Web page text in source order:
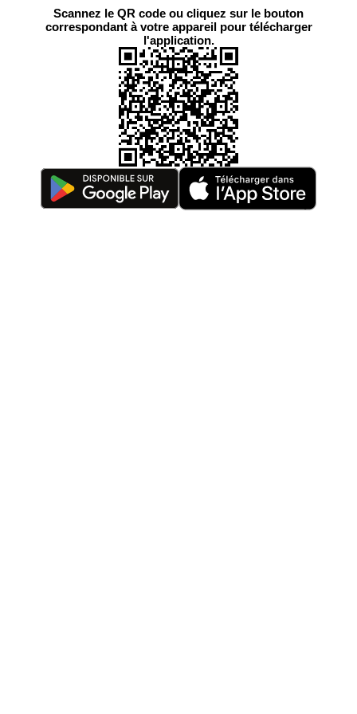
Scannez le QR code ou cliquez sur le bouton
correspondant à votre appareil pour télécharger
l'application.